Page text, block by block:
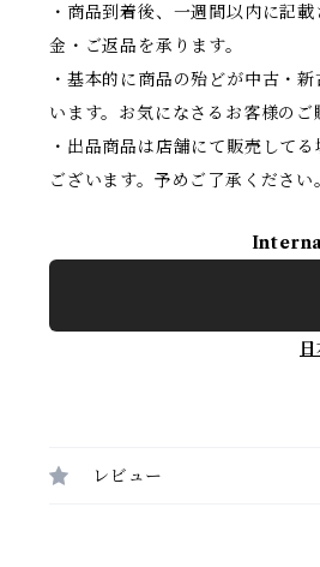
・商品到着後、一週間以内に記
金・ご返品を承ります。
・基本的に商品の殆どが中古・
います。お気になさるお客様の
・出品商品は店舗にて販売して
ございます。予めご了承ください。
レビュー